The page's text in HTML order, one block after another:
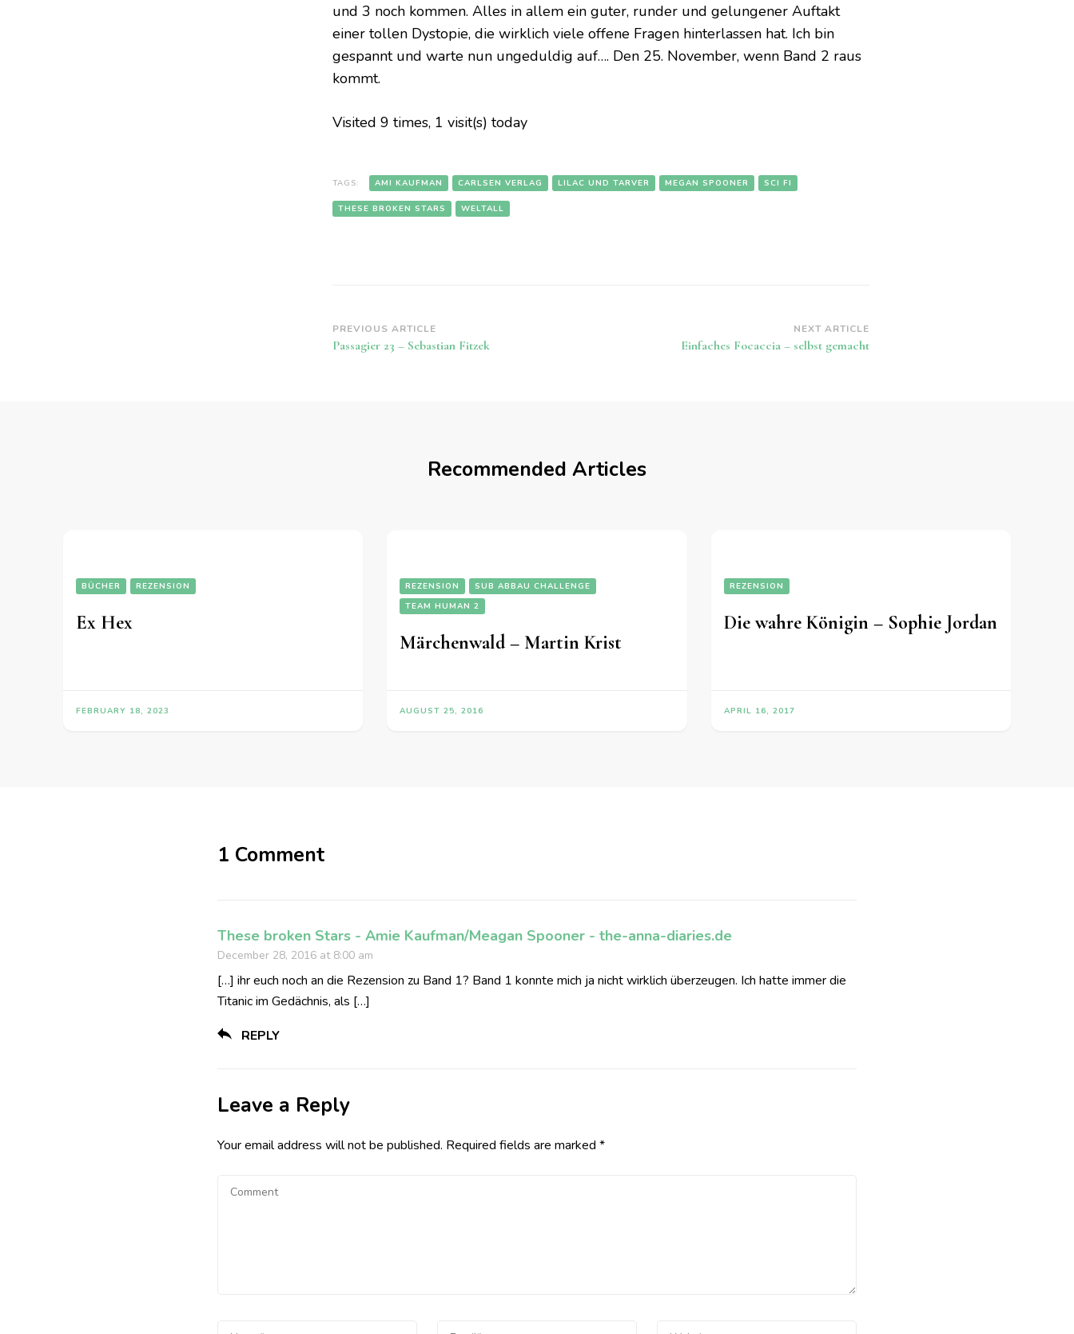
und 3 noch kommen. Alles in allem ein guter, runder und gelungener Auftakt
einer tollen Dystopie, die wirklich viele offene Fragen hinterlassen hat. Ich bin
gespannt und warte nun ungeduldig auf…. Den 25. November, wenn Band 2 raus
kommt.
Visited 9 times, 1 visit(s) today
TAGS: AMI KAUFMAN CARLSEN VERLAG LILAC UND TARVER MEGAN SPOONER SCI FI
THESE BROKEN STARS WELTALL
Post
Navigation
PREVIOUS ARTICLE
Passagier 23 – Sebastian Fitzek
NEXT ARTICLE
Einfaches Focaccia – selbst gemacht
Recommended Articles
BÜCHER REZENSION
Ex Hex
FEBRUARY 18, 2023
REZENSION
SUB ABBAU CHALLENGE
TEAM HUMAN 2
Märchenwald – Martin Krist
AUGUST 25, 2016
REZENSION
Die wahre Königin – Sophie Jordan
APRIL 16, 2017
1 Comment
These broken Stars - Amie Kaufman/Meagan Spooner - the-anna-diaries.de
December 28, 2016 at 8:00 am
[…] ihr euch noch an die Rezension zu Band 1? Band 1 konnte mich ja nicht wirklich überzeugen. Ich hatte immer die
Titanic im Gedächnis, als […]
REPLY
Leave a Reply
Your email address will not be published. Required fields are marked *